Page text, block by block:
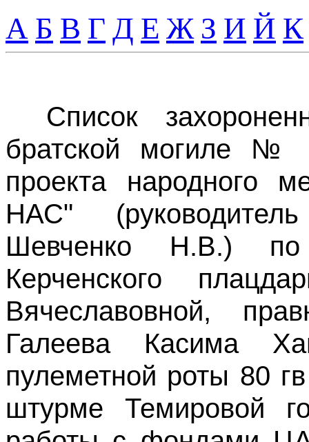
А Б В Г Д Е Ж З И Й К
Cписок
братской могиле №
проекта народного
НАС"
Шевченко Н.В.) по
Керченского
Вячеславовной,
Галеева Касима
пулеметной роты 80
штурме Темировой